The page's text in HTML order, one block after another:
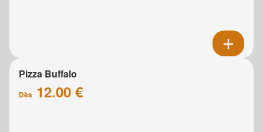
Pizza Buffalo
Dès 12.00 €